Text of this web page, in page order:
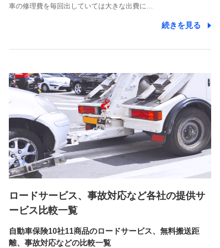
5.通話録音にて取得する情報
7.社員（従業者）の個人情報
人事･勤怠･健康・労務等の管理、給与支給、福利厚生・採用
退職関連処理等の各種手続きのため、当社と従業員または従
業員同士の連絡のため
8.取引先個人情報
取引先としての選定業務、営業情報の提供業務、契約締結手
続き業務、取引管理業務、およびこれらに準ずる業務の遂行
のため
9.お問い合わせ情報
各種お問い合わせに対応するため
10.受託業務の 個人情報
車の修理費を毎回出していては大きな出費に…
続きを見る
ロードサービス、事故対応など各社の提供サ
ービス比較一覧
自動車保険10社11商品のロードサービス、無料搬送距
離、事故対応などの比較一覧